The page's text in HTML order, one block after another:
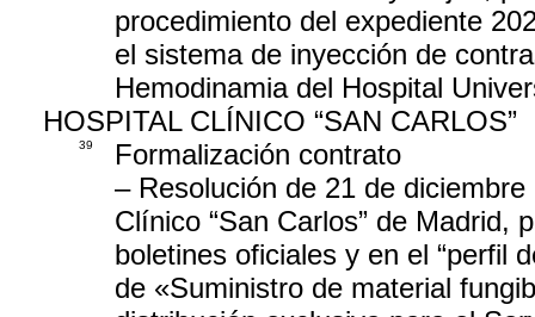
procedimiento del expediente
el sistema de inyección de
Hemodinamia del Hospital
HOSPITAL CLÍNICO “SAN CARLOS”
39
Formalización contrato
– Resolución de 21 de
Clínico “San Carlos” de Madrid,
boletines oficiales y en el “perfil
de «Suministro de material